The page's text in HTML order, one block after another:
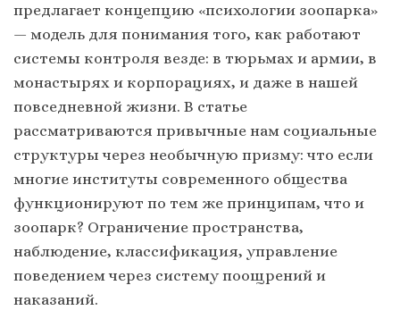
предлагает концепцию «психологии зоопарка»
— модель для понимания того, как работают
системы контроля везде: в тюрьмах и армии, в
монастырях и корпорациях, и даже в нашей
повседневной жизни. В статье
рассматриваются привычные нам социальные
структуры через необычную призму: что если
многие институты современного общества
функционируют по тем же принципам, что и
зоопарк? Ограничение пространства,
наблюдение, классификация, управление
поведением через систему поощрений и
наказаний.